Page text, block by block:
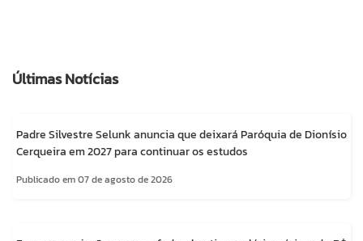
Últimas Notícias
Padre Silvestre Selunk anuncia que deixará Paróquia de Dionísio
Cerqueira em 2027 para continuar os estudos
Publicado em 07 de agosto de 2026